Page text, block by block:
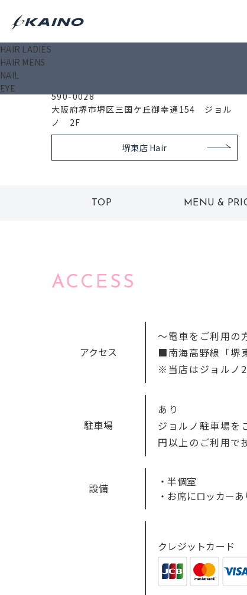
HAIR LADIES
HAIR MENS
NAIL
EYE
590-0028
大阪府堺市堺区三国ケ丘御幸通154 ジョル
ノ 2F
堺東店 Hair
TOP MENU &
ACCESS
アクセス
～電車をご利用の
■南海高野線「堺
※当店はジョルノ2
駐車場
あり
ジョルノ駐車場を
円以上のご利用で
設備
・半個室
・お席にロッカーあ
クレジットカード